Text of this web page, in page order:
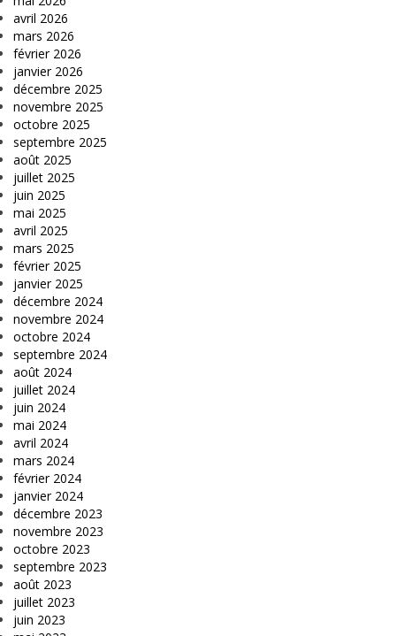
avril 2026
mars 2026
février 2026
janvier 2026
décembre 2025
novembre 2025
octobre 2025
septembre 2025
août 2025
juillet 2025
juin 2025
mai 2025
avril 2025
mars 2025
février 2025
janvier 2025
décembre 2024
novembre 2024
octobre 2024
septembre 2024
août 2024
juillet 2024
juin 2024
mai 2024
avril 2024
mars 2024
février 2024
janvier 2024
décembre 2023
novembre 2023
octobre 2023
septembre 2023
août 2023
juillet 2023
juin 2023